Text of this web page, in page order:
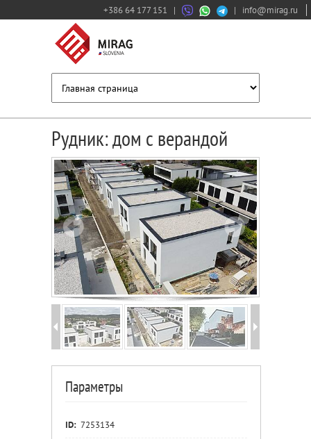
+386 64 177 151 | | info@mirag.ru
Рудник: дом с верандой
Параметры
ID: 7253134